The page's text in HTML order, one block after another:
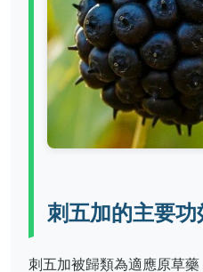
刺五加的主要功
刺五加被歸類為適應原草